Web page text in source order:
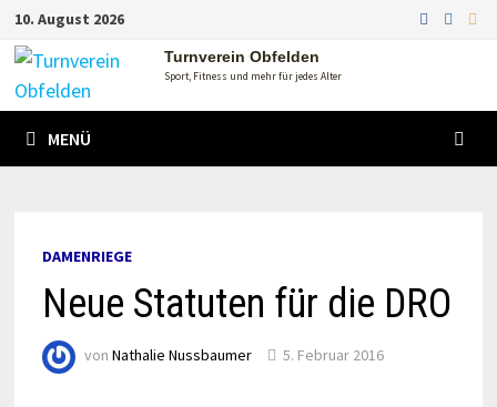
Zum
Inhalt
springen
10. August 2026
Turnverein Obfelden
Sport, Fitness und mehr für jedes Alter
MENÜ
DAMENRIEGE
Neue Statuten für die DRO
von Nathalie Nussbaumer 5. Februar 2016